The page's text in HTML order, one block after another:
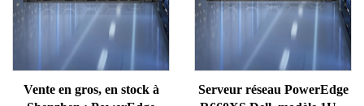
Vente en gros, en stock à
Serveur réseau PowerEdge